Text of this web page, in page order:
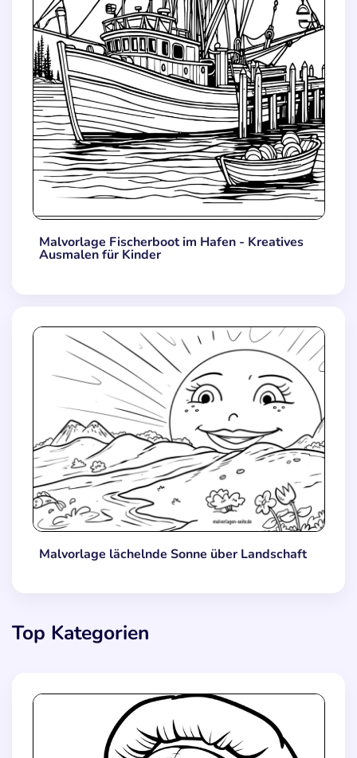
Malvorlage Fischerboot im Hafen - Kreatives
Ausmalen für Kinder
Malvorlage lächelnde Sonne über Landschaft
Top Kategorien